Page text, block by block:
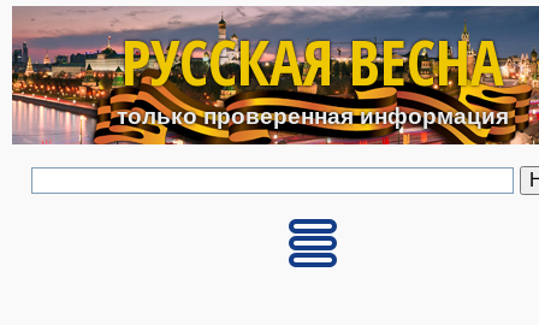
Перейти к основному
РУССКАЯ ВЕСНА
только проверенная информация